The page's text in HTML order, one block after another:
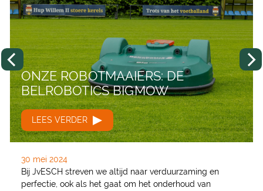
ONZE ROBOTMAAIERS: DE
BELROBOTICS BIGMOW
LEES VERDER
30 mei 2024
Bij JvESCH streven we altijd naar verduurzaming en
perfectie, ook als het gaat om het onderhoud van